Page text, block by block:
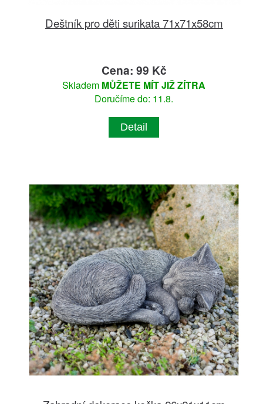
Deštník pro děti surikata 71x71x58cm
Cena: 99 Kč
Skladem MŮŽETE MÍT JIŽ ZÍTRA
Doručíme do: 11.8.
Detail